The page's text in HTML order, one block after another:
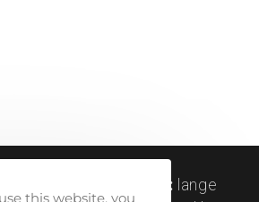
visit address: lange
this website, you